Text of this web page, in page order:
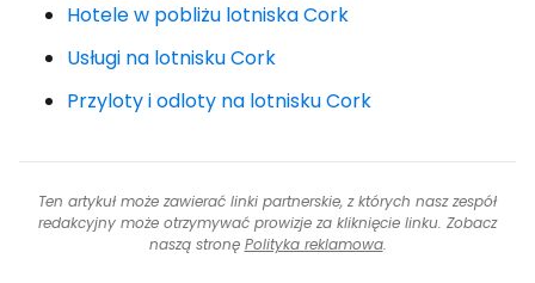
Hotele w pobliżu lotniska Cork
Usługi na lotnisku Cork
Przyloty i odloty na lotnisku Cork
Ten artykuł może zawierać linki partnerskie, z których nasz zespół
redakcyjny może otrzymywać prowizje za kliknięcie linku. Zobacz
naszą stronę Polityka reklamowa.